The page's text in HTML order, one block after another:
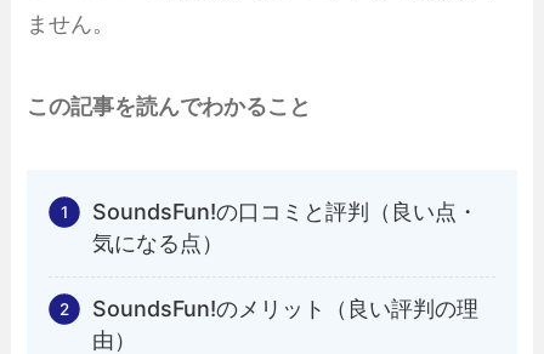
ません。
この記事を読んでわかること
SoundsFun!の口コミと評判（良い点・
気になる点）
SoundsFun!のメリット（良い評判の理
由）